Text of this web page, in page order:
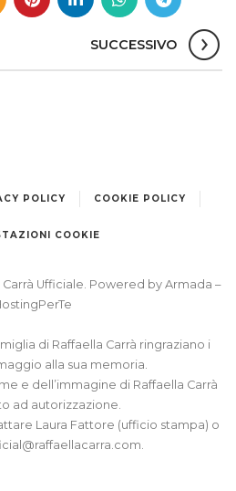
SUCCESSIVO
POLICY COOKIE POLICY
COOKIE
Ufficiale. Powered by Armada –
di Raffaella Carrà ringraziano i
alla sua memoria.
e dell’immagine di Raffaella Carrà
ad autorizzazione.
Laura Fattore (ufficio stampa) o